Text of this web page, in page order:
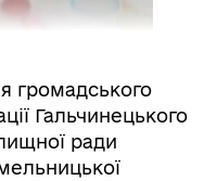
громадського
Гальчинецького
ради